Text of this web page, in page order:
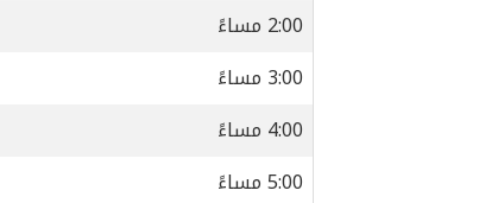
2:00 مساءً
3:00 مساءً
4:00 مساءً
5:00 مساءً